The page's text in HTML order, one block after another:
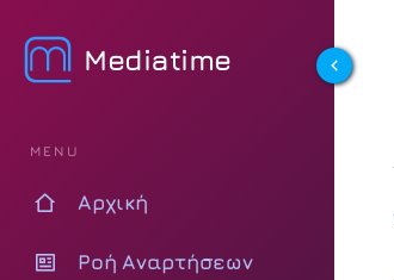
Mediatime
MENU
Αρχική
Ροή Αναρτήσεων